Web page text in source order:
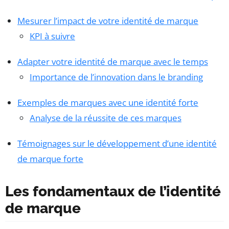
Mesurer l’impact de votre identité de marque
KPI à suivre
Adapter votre identité de marque avec le temps
Importance de l’innovation dans le branding
Exemples de marques avec une identité forte
Analyse de la réussite de ces marques
Témoignages sur le développement d’une identité
de marque forte
Les fondamentaux de l’identité
de marque